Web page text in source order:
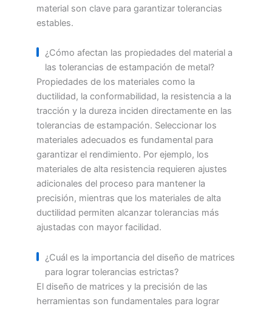
material son clave para garantizar tolerancias
estables.
¿Cómo afectan las propiedades del material a
las tolerancias de estampación de metal?
Propiedades de los materiales como la
ductilidad, la conformabilidad, la resistencia a la
tracción y la dureza inciden directamente en las
tolerancias de estampación. Seleccionar los
materiales adecuados es fundamental para
garantizar el rendimiento. Por ejemplo, los
materiales de alta resistencia requieren ajustes
adicionales del proceso para mantener la
precisión, mientras que los materiales de alta
ductilidad permiten alcanzar tolerancias más
ajustadas con mayor facilidad.
¿Cuál es la importancia del diseño de matrices
para lograr tolerancias estrictas?
El diseño de matrices y la precisión de las
herramientas son fundamentales para lograr